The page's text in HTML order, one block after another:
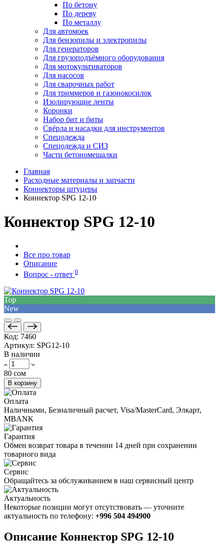
По бетону
По дереву
По металлу
Для автомоек
Для бензопилы и электропилы
Для генераторов
Для грузоподъёмного оборудования
Для мотокультиваторов
Для насосов
Для сварочных работ
Для триммеров и газонокосилок
Изолирующие ленты
Коронки
Набор бит и биты
Свёрла и насадки для инструментов
Спецодежда
Спецодежда и СИЗ
Части бетономешалки
Главная
Расходные материалы и запчасти
Коннекторы штуцеры
Коннектор SPG 12-10
Коннектор SPG 12-10
Все про товар
Описание
Вопрос - ответ 0
Top
New
Код: 7460
Артикул: SPG12-10
В наличии
80 сом
В корзину
Оплата
Наличными, Безналичный расчет, Visa/MasterCard, Элкарт,
MBANK
Гарантия
Обмен возврат товара в течении 14 дней при сохранении
товарного вида
Сервис
Обращайтесь за обслуживанием в наш сервисный центр
Актуальность
Некоторые позиции могут отсутствовать — уточните
актуальность по телефону: +996 504 494900
Описание Коннектор SPG 12-10